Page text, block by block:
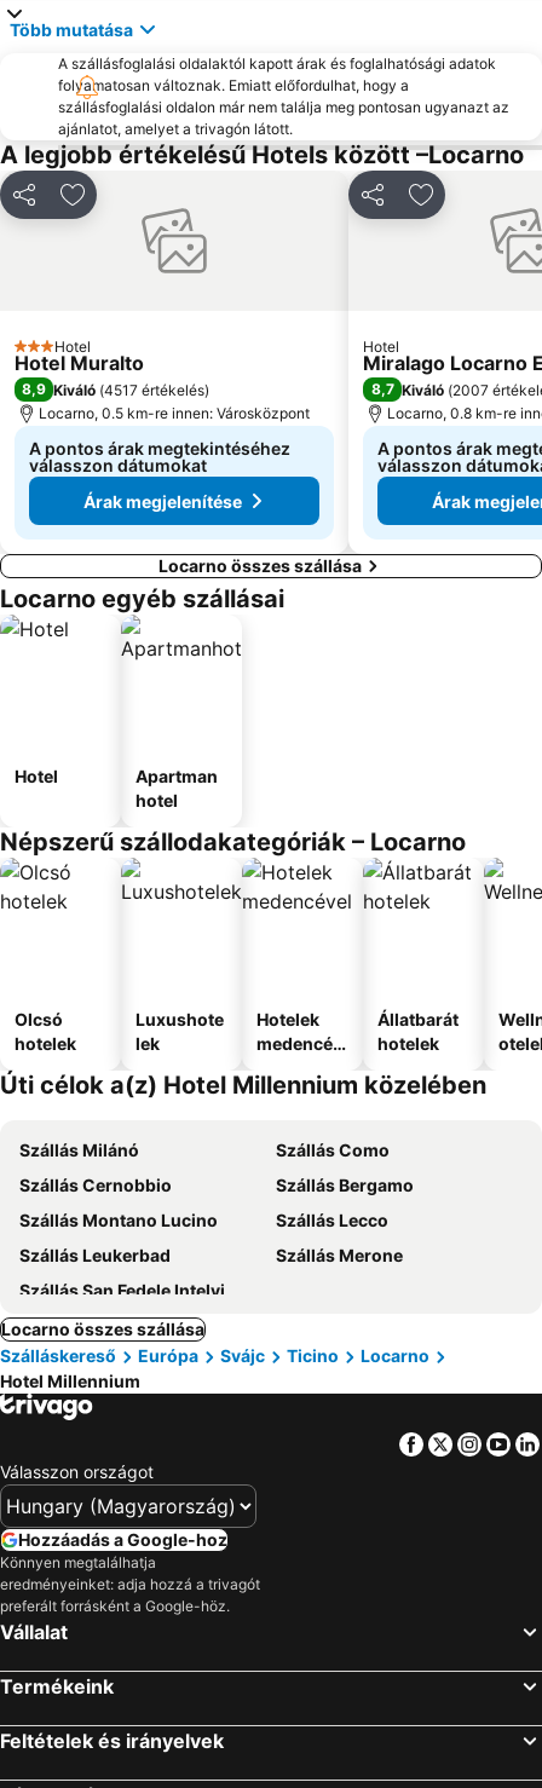
Több mutatása
A szállásfoglalási oldalaktól kapott árak és foglalhatósági adatok
folyamatosan változnak. Emiatt előfordulhat, hogy a
szállásfoglalási oldalon már nem találja meg pontosan ugyanazt az
ajánlatot, amelyet a trivagón látott.
A legjobb értékelésű Hotels között –Locarno
MegosztásHozzáadás a kedvencekhez
3 Kategória
Hotel
Hotel Muralto
8,9 Kiváló (4517 értékelés)
Locarno, 0.5 km-re innen: Városközpont
A pontos árak megtekintéséhez
válasszon dátumokat
Árak megjelenítése
MegosztásHozzáadás
Hotel
Miralago Locarno
8,7 Kiváló (2007
Locarno, 0.8 km-re
A pontos árak
válasszon
Árak
Locarno összes szállása
Locarno egyéb szállásai
Hotel
Apartman
hotel
Népszerű szállodakategóriák – Locarno
Olcsó
hotelek
Luxushote
lek
Hotelek
medencév
Állatbarát
hotelek
Úti célok a(z) Hotel Millennium közelében
Szállás Milánó
Szállás Como
Szállás Cernobbio
Szállás Bergamo
Szállás Montano Lucino
Szállás Lecco
Szállás Leukerbad
Szállás Merone
Szállás San Fedele Intelvi
Locarno összes szállása
Szálláskereső
Európa Svájc Ticino
Locarno
Hotel Millennium
Facebook
Twitter
Válasszon országot
Hozzáadás a Google-hoz
Könnyen megtalálhatja
eredményeinket: adja hozzá a trivagót
preferált forrásként a Google-höz.
Vállalat
Termékeink
Feltételek és irányelvek